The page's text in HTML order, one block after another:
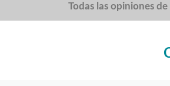
Todas las opiniones